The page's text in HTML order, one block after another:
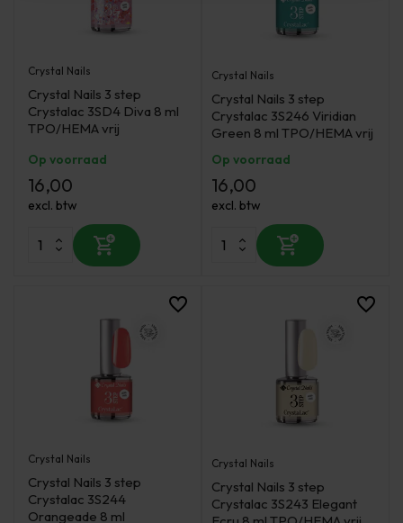
Crystal Nails
Crystal Nails 3 step
Crystalac 3SD4 Diva 8 ml
TPO/HEMA vrij
Op voorraad
16,00
excl. btw
Crystal Nails
Crystal Nails 3 step
Crystalac 3S246 Viridian
Green 8 ml TPO/HEMA vrij
Op voorraad
16,00
excl. btw
Crystal Nails
Crystal Nails 3 step
Crystalac 3S244
Orangeade 8 ml
Crystal Nails
Crystal Nails 3 step
Crystalac 3S243 Elegant